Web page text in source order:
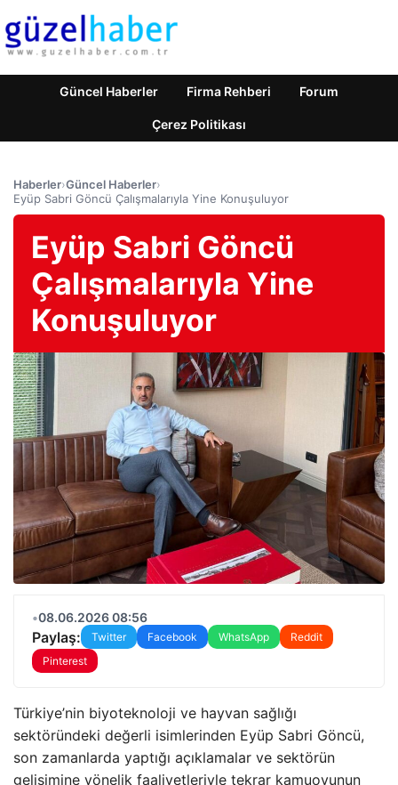
Güncel Haberler Firma Rehberi Forum
Çerez Politikası
Haberler›Güncel Haberler›
Eyüp Sabri Göncü Çalışmalarıyla Yine Konuşuluyor
Eyüp Sabri Göncü
Çalışmalarıyla Yine
Konuşuluyor
•08.06.2026 08:56
Paylaş: Twitter Facebook WhatsApp
Reddit
Pinterest
Türkiye’nin biyoteknoloji ve hayvan sağlığı
sektöründeki değerli isimlerinden Eyüp Sabri Göncü,
son zamanlarda yaptığı açıklamalar ve sektörün
gelişimine yönelik faaliyetleriyle tekrar kamuoyunun